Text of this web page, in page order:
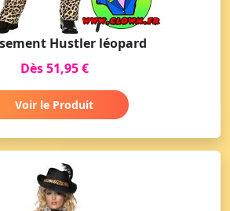
Hustler léopard
Dès 51,95 €
Voir le Produit